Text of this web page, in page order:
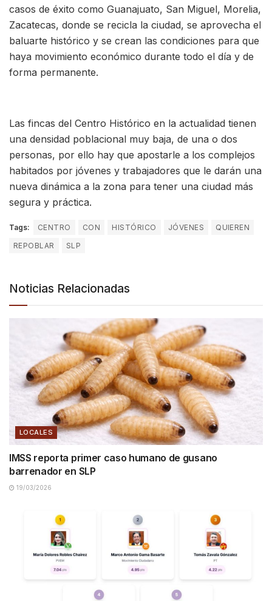
casos de éxito como Guanajuato, San Miguel, Morelia,
Zacatecas, donde se recicla la ciudad, se aprovecha el
baluarte histórico y se crean las condiciones para que
haya movimiento económico durante todo el día y de
forma permanente.
Las fincas del Centro Histórico en la actualidad tienen
una densidad poblacional muy baja, de una o dos
personas, por ello hay que apostarle a los complejos
habitados por jóvenes y trabajadores que le darán una
nueva dinámica a la zona para tener una ciudad más
segura y práctica.
Tags: CENTRO CON HISTÓRICO JÓVENES
QUIEREN
REPOBLAR
SLP
Noticias Relacionadas
LOCALES
IMSS reporta primer caso humano de gusano
barrenador en SLP
19/03/2026